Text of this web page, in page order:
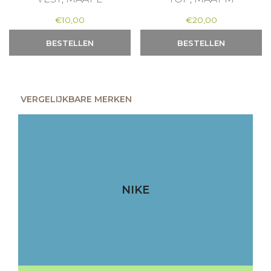
€10,00
BESTELLEN
€20,00
BESTELLEN
VERGELIJKBARE MERKEN
NIKE